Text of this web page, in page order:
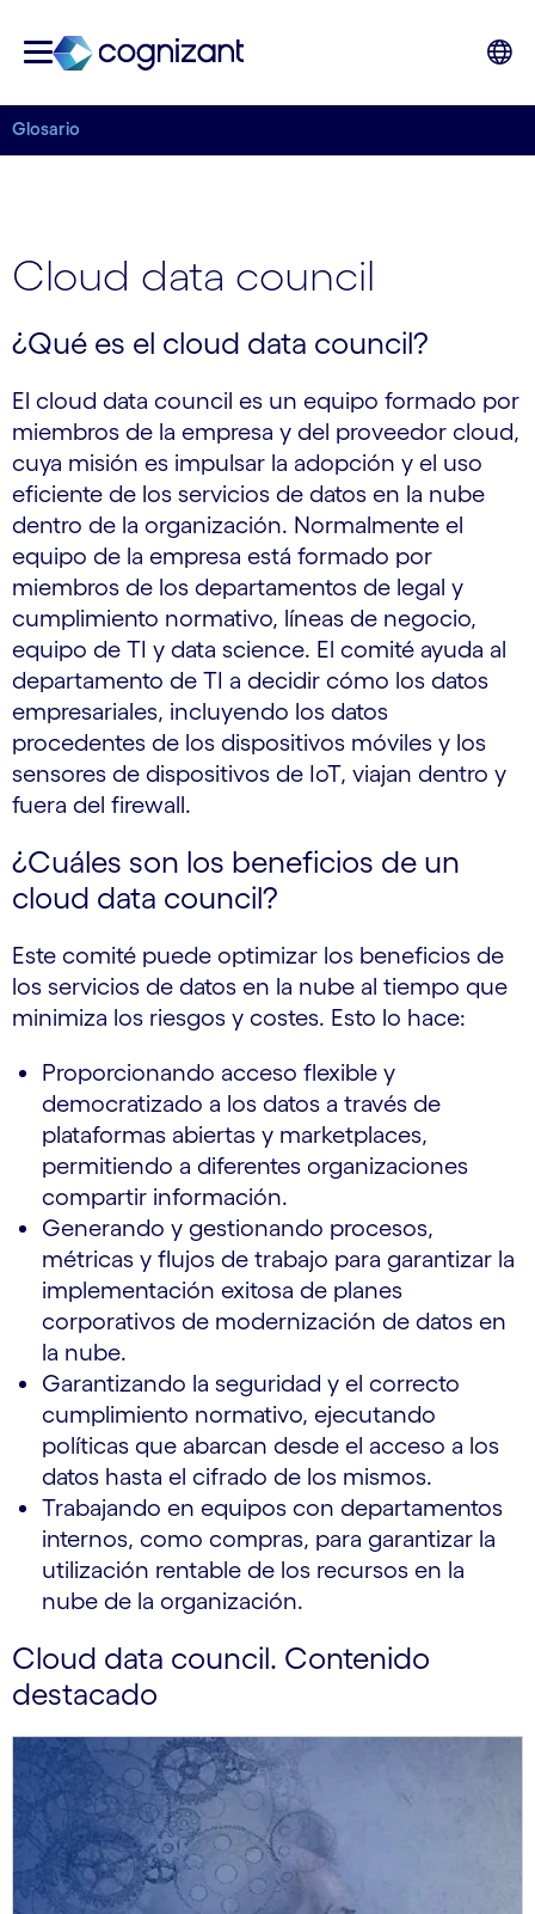
Glosario
Cloud data council
¿Qué es el cloud data council?
El cloud data council es un equipo formado por
miembros de la empresa y del proveedor cloud,
cuya misión es impulsar la adopción y el uso
eficiente de los servicios de datos en la nube
dentro de la organización. Normalmente el
equipo de la empresa está formado por
miembros de los departamentos de legal y
cumplimiento normativo, líneas de negocio,
equipo de TI y data science. El comité ayuda al
departamento de TI a decidir cómo los datos
empresariales, incluyendo los datos
procedentes de los dispositivos móviles y los
sensores de dispositivos de IoT, viajan dentro y
fuera del firewall.
¿Cuáles son los beneficios de un
cloud data council?
Este comité puede optimizar los beneficios de
los servicios de datos en la nube al tiempo que
minimiza los riesgos y costes. Esto lo hace:
Proporcionando acceso flexible y
democratizado a los datos a través de
plataformas abiertas y marketplaces,
permitiendo a diferentes organizaciones
compartir información.
Generando y gestionando procesos,
métricas y flujos de trabajo para garantizar la
implementación exitosa de planes
corporativos de modernización de datos en
la nube.
Garantizando la seguridad y el correcto
cumplimiento normativo, ejecutando
políticas que abarcan desde el acceso a los
datos hasta el cifrado de los mismos.
Trabajando en equipos con departamentos
internos, como compras, para garantizar la
utilización rentable de los recursos en la
nube de la organización.
Cloud data council. Contenido
destacado